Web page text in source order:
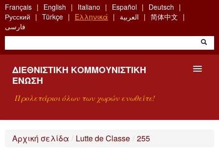
Skip
to
main
content
Français English Italiano Español
Deutsch
Русский
Türkçe Ελληνικά العربية
简体中文
فارسی
ΔΙΕΘΝΙΣΤΙΚΉ ΚΟΜΜΟΥΝΙΣΤΙΚΉ
ΈΝΩΣΗ
Προλετάριοι όλων των χωρών ενωθείτε!
Αρχική σελίδα / Lutte de Classe / 255